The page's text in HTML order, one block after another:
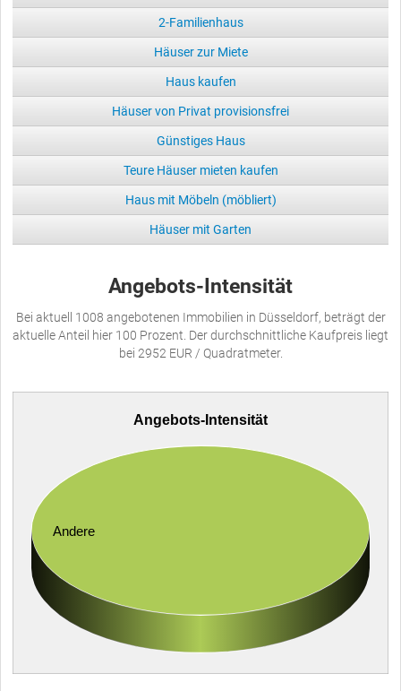
2-Familienhaus
Häuser zur Miete
Haus kaufen
Häuser von Privat provisionsfrei
Günstiges Haus
Teure Häuser mieten kaufen
Haus mit Möbeln (möbliert)
Häuser mit Garten
Angebots-Intensität
Bei aktuell 1008 angebotenen Immobilien in Düsseldorf, beträgt der
aktuelle Anteil hier 100 Prozent. Der durchschnittliche Kaufpreis liegt
bei 2952 EUR / Quadratmeter.
Angebots-Intensität
Andere